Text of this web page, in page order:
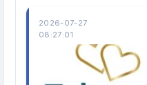
2026-07-27
08:27:01